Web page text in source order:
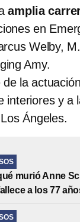
amplia
en
Welby,
Amy.
la
interiores y a
Ángeles.
murió Anne
a los 77